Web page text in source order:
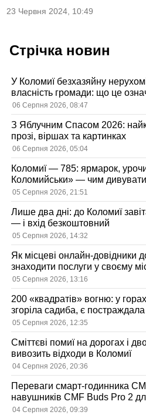
23 Червня 2024, 10:49
Стрічка новин
У Коломиї безхазяйну
власність громади: що це
06 Серпня 2026, 08:47
З Яблучним Спасом 2026:
прозі, віршах та картинках
06 Серпня 2026, 05:04
Коломиї — 785: ярмарок,
Коломийськи» — чим
05 Серпня 2026, 21:51
Лише два дні: до Коломиї
— і вхід безкоштовний
05 Серпня 2026, 14:32
Як місцеві онлайн-довідники
знаходити послуги у своєму
05 Серпня 2026, 13:16
200 «квадратів» вогню: у
згоріла садиба, є постраждала
05 Серпня 2026, 12:35
Сміттєві помиї на дорогах і
вивозить відходи в Коломиї
04 Серпня 2026, 20:36
Переваги смарт-годинника
навушників CMF Buds Pro 2
користувачів
04 Серпня 2026, 09:39